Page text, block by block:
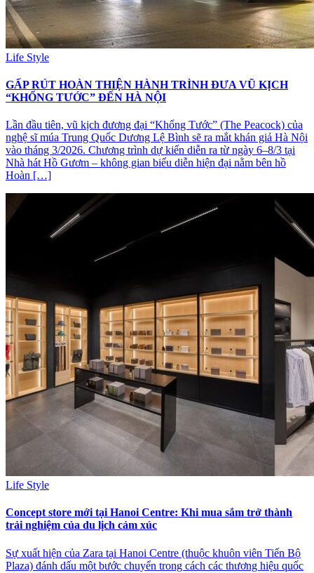
Life Style
GẤP RÚT HOÀN THIỆN HÀNH TRÌNH ĐƯA VŨ KỊCH
“KHỔNG TƯỚC” ĐẾN HÀ NỘI
Lần đầu tiên, vũ kịch đương đại “Khổng Tước” (The Peacock) của
nghệ sĩ múa Trung Quốc Dương Lệ Bình sẽ ra mắt khán giả Hà Nội
vào tháng 3/2026. Chương trình dự kiến diễn ra từ ngày 6–8/3 tại
Nhà hát Hồ Gươm – không gian biểu diễn hiện đại nằm bên hồ
Hoàn […]
Life Style
Concept store mới tại Hanoi Centre: Khi mua sắm trở thành
trải nghiệm của du lịch cảm xúc
Sự xuất hiện của Zara tại Hanoi Centre (thuộc khuôn viên Tiến Bộ
Plaza) đánh dấu một bước chuyển trong cách các thương hiệu quốc